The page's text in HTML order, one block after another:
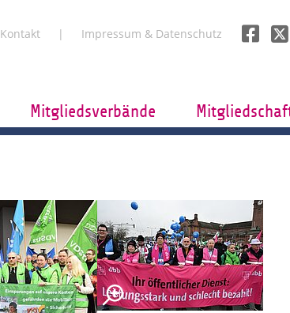
Kontakt Impressum & Datenschutz
Mitgliedsverbände